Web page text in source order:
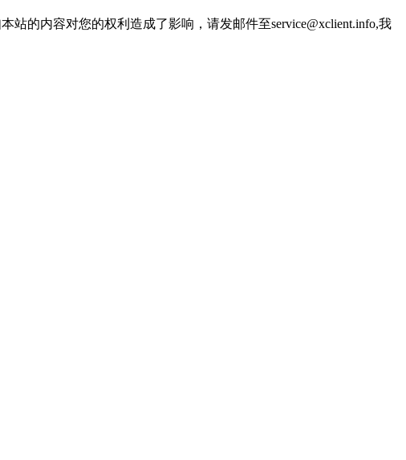
的内容对您的权利造成了影响，请发邮件至service@xclient.info,我